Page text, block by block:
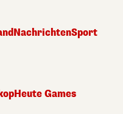
NachrichtenSport
Heute Games